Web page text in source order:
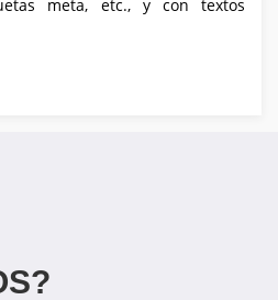
meta, etc., y con textos